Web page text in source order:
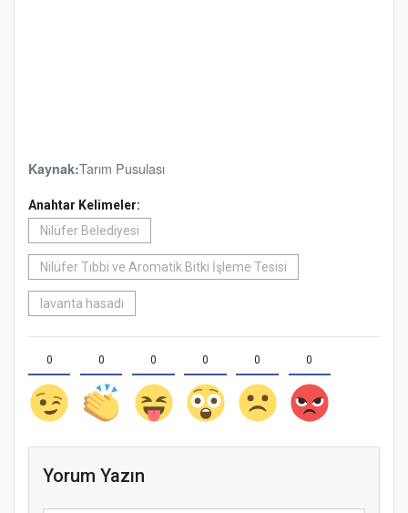
Kaynak:Tarım Pusulası
Anahtar Kelimeler:
Nilüfer Belediyesi
Nilüfer Tıbbi ve Aromatik Bitki İşleme Tesisi
lavanta hasadı
0 0 0 0 0 0
Yorum Yazın